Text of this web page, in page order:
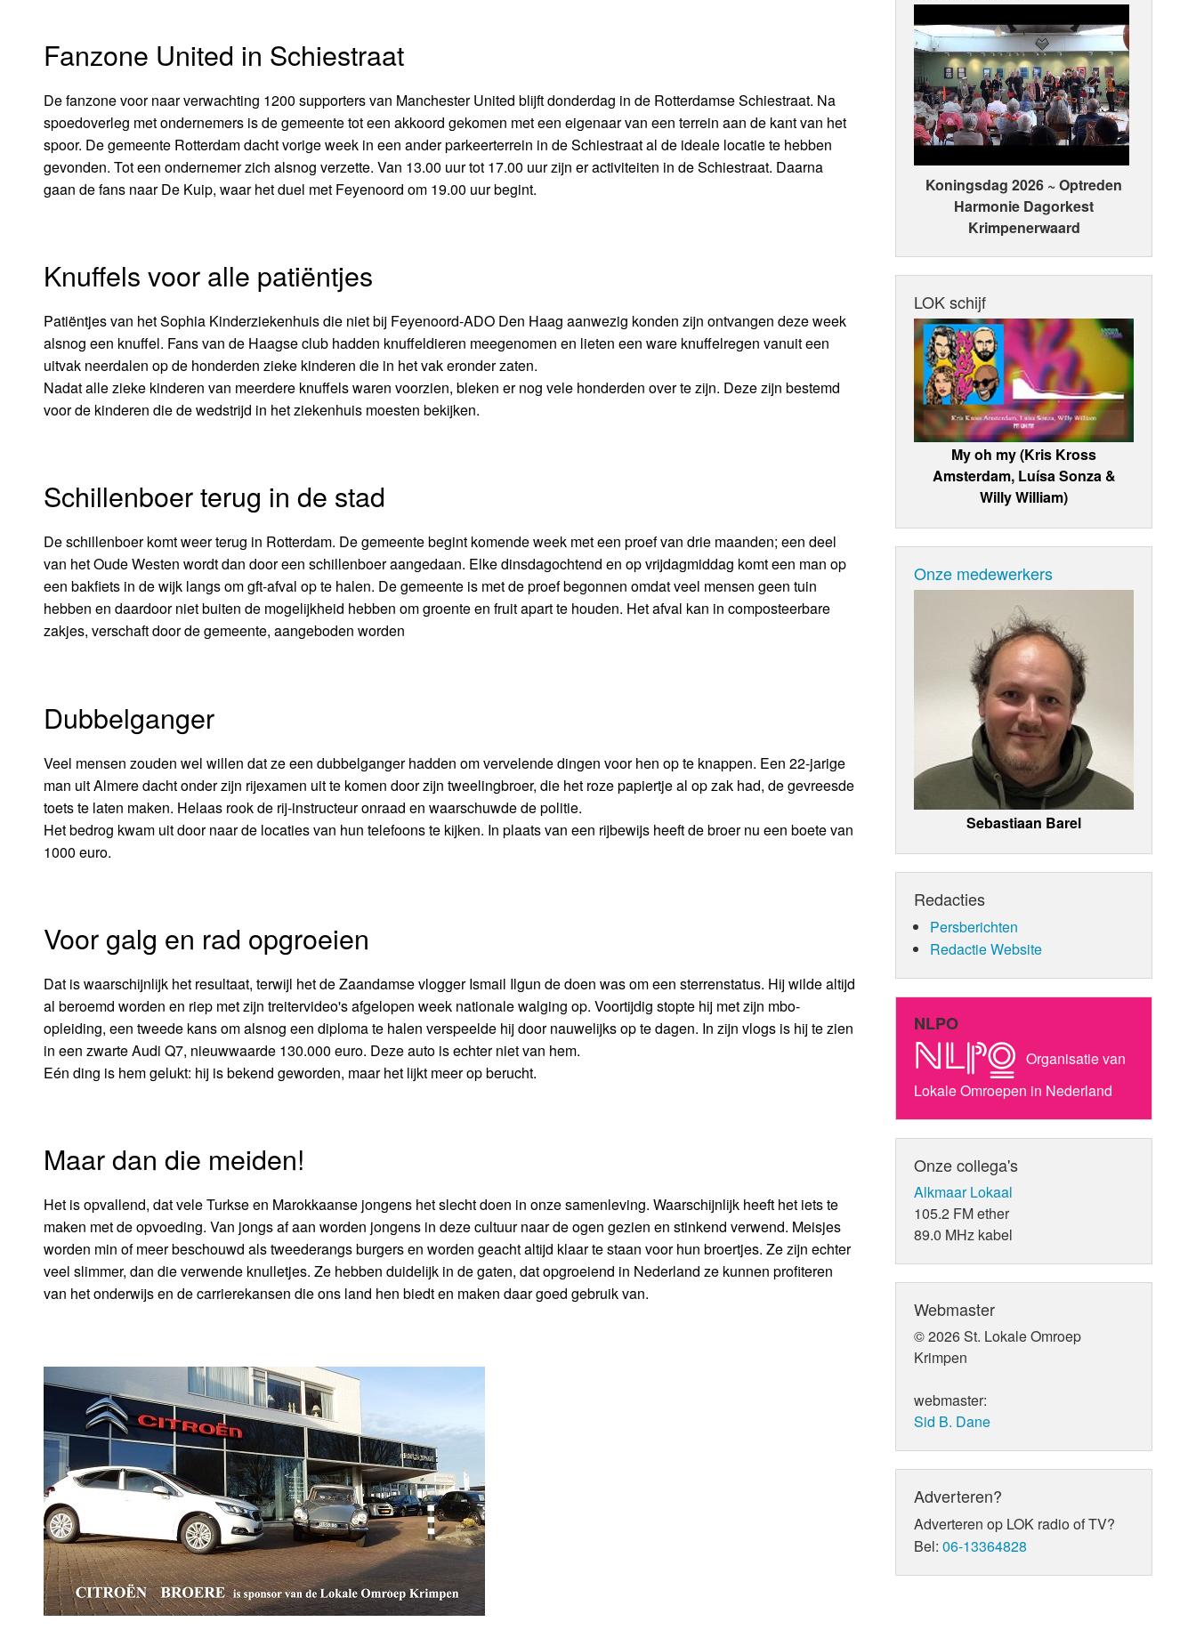
Fanzone United in Schiestraat
De fanzone voor naar verwachting 1200 supporters van Manchester United blijft donderdag in de Rotterdamse Schiestraat. Na
spoedoverleg met ondernemers is de gemeente tot een akkoord gekomen met een eigenaar van een terrein aan de kant van het
spoor. De gemeente Rotterdam dacht vorige week in een ander parkeerterrein in de Schiestraat al de ideale locatie te hebben
gevonden. Tot een ondernemer zich alsnog verzette. Van 13.00 uur tot 17.00 uur zijn er activiteiten in de Schiestraat. Daarna
gaan de fans naar De Kuip, waar het duel met Feyenoord om 19.00 uur begint.
Knuffels voor alle patiëntjes
Patiëntjes van het Sophia Kinderziekenhuis die niet bij Feyenoord-ADO Den Haag aanwezig konden zijn ontvangen deze week
alsnog een knuffel. Fans van de Haagse club hadden knuffeldieren meegenomen en lieten een ware knuffelregen vanuit een
uitvak neerdalen op de honderden zieke kinderen die in het vak eronder zaten.
Nadat alle zieke kinderen van meerdere knuffels waren voorzien, bleken er nog vele honderden over te zijn. Deze zijn bestemd
voor de kinderen die de wedstrijd in het ziekenhuis moesten bekijken.
Schillenboer terug in de stad
De schillenboer komt weer terug in Rotterdam. De gemeente begint komende week met een proef van drie maanden; een deel
van het Oude Westen wordt dan door een schillenboer aangedaan. Elke dinsdagochtend en op vrijdagmiddag komt een man op
een bakfiets in de wijk langs om gft-afval op te halen. De gemeente is met de proef begonnen omdat veel mensen geen tuin
hebben en daardoor niet buiten de mogelijkheid hebben om groente en fruit apart te houden. Het afval kan in composteerbare
zakjes, verschaft door de gemeente, aangeboden worden
Dubbelganger
Veel mensen zouden wel willen dat ze een dubbelganger hadden om vervelende dingen voor hen op te knappen. Een 22-jarige
man uit Almere dacht onder zijn rijexamen uit te komen door zijn tweelingbroer, die het roze papiertje al op zak had, de gevreesde
toets te laten maken. Helaas rook de rij-instructeur onraad en waarschuwde de politie.
Het bedrog kwam uit door naar de locaties van hun telefoons te kijken. In plaats van een rijbewijs heeft de broer nu een boete van
1000 euro.
Voor galg en rad opgroeien
Dat is waarschijnlijk het resultaat, terwijl het de Zaandamse vlogger Ismail Ilgun de doen was om een sterrenstatus. Hij wilde altijd
al beroemd worden en riep met zijn treitervideo's afgelopen week nationale walging op. Voortijdig stopte hij met zijn mbo-
opleiding, een tweede kans om alsnog een diploma te halen verspeelde hij door nauwelijks op te dagen. In zijn vlogs is hij te zien
in een zwarte Audi Q7, nieuwwaarde 130.000 euro. Deze auto is echter niet van hem.
Eén ding is hem gelukt: hij is bekend geworden, maar het lijkt meer op berucht.
Maar dan die meiden!
Het is opvallend, dat vele Turkse en Marokkaanse jongens het slecht doen in onze samenleving. Waarschijnlijk heeft het iets te
maken met de opvoeding. Van jongs af aan worden jongens in deze cultuur naar de ogen gezien en stinkend verwend. Meisjes
worden min of meer beschouwd als tweederangs burgers en worden geacht altijd klaar te staan voor hun broertjes. Ze zijn echter
veel slimmer, dan die verwende knulletjes. Ze hebben duidelijk in de gaten, dat opgroeiend in Nederland ze kunnen profiteren
van het onderwijs en de carrierekansen die ons land hen biedt en maken daar goed gebruik van.
Koningsdag 2026 ~ Optreden
Harmonie Dagorkest
Krimpenerwaard
LOK schijf
My oh my (Kris Kross
Amsterdam, Luísa Sonza &
Willy William)
Onze medewerkers
Sebastiaan Barel
Redacties
Persberichten
Redactie Website
NLPO
Organisatie van
Lokale Omroepen in Nederland
Onze collega's
Alkmaar Lokaal
105.2 FM ether
89.0 MHz kabel
Webmaster
© 2026 St. Lokale Omroep
Krimpen
webmaster:
Sid B. Dane
Adverteren?
Adverteren op LOK radio of TV?
Bel:06-13364828